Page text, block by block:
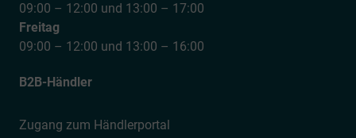
09:00 – 12:00 und 13:00 – 17:00
Freitag
09:00 – 12:00 und 13:00 – 16:00
B2B-Händler
Zugang zum Händlerportal